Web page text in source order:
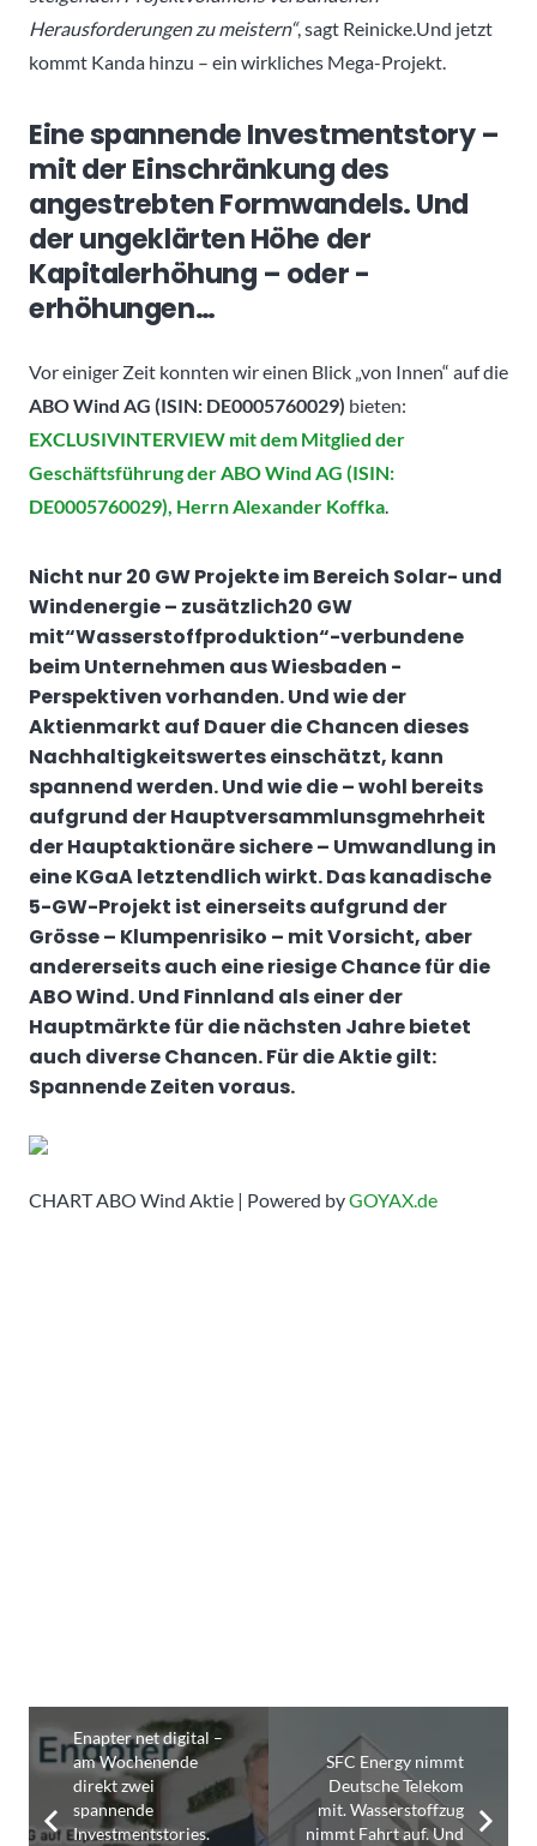
Herausforderungen zu meistern“, sagt Reinicke.Und jetzt
kommt Kanda hinzu – ein wirkliches Mega-Projekt.
Eine spannende Investmentstory –
mit der Einschränkung des
angestrebten Formwandels. Und
der ungeklärten Höhe der
Kapitalerhöhung – oder -
erhöhungen…
Vor einiger Zeit konnten wir einen Blick „von Innen“ auf die
ABO Wind AG (ISIN: DE0005760029) bieten:
EXCLUSIVINTERVIEW mit dem Mitglied der
Geschäftsführung der ABO Wind AG (ISIN:
DE0005760029), Herrn Alexander Koffka.
Nicht nur 20 GW Projekte im Bereich Solar- und
Windenergie – zusätzlich20 GW
mit“Wasserstoffproduktion“-verbundene
beim Unternehmen aus Wiesbaden -
Perspektiven vorhanden. Und wie der
Aktienmarkt auf Dauer die Chancen dieses
Nachhaltigkeitswertes einschätzt, kann
spannend werden. Und wie die – wohl bereits
aufgrund der Hauptversammlunsgmehrheit
der Hauptaktionäre sichere – Umwandlung in
eine KGaA letztendlich wirkt. Das kanadische
5-GW-Projekt ist einerseits aufgrund der
Grösse – Klumpenrisiko – mit Vorsicht, aber
andererseits auch eine riesige Chance für die
ABO Wind. Und Finnland als einer der
Hauptmärkte für die nächsten Jahre bietet
auch diverse Chancen. Für die Aktie gilt:
Spannende Zeiten voraus.
CHART ABO Wind Aktie | Powered byGOYAX.de
Enapter net digital –
am Wochenende
direkt zwei
spannende
Investmentstories.
SFC Energy nimmt
Deutsche Telekom
mit. Wasserstoffzug
nimmt Fahrt auf. Und